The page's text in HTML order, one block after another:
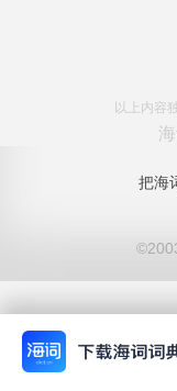
以上内容
把海